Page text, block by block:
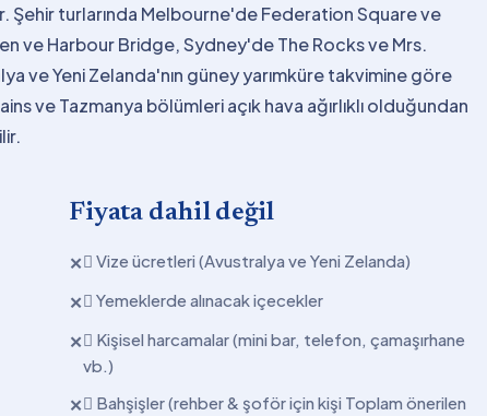
Şehir turlarında Melbourne'de Federation Square ve
ve Harbour Bridge, Sydney'de The Rocks ve Mrs.
ve Yeni Zelanda'nın güney yarımküre takvimine göre
ve Tazmanya bölümleri açık hava ağırlıklı olduğundan
Fiyata dahil değil
✕ Vize ücretleri (Avustralya ve Yeni Zelanda)
✕ Yemeklerde alınacak içecekler
✕ Kişisel harcamalar (mini bar, telefon, çamaşırhane
vb.)
✕ Bahşişler (rehber & şoför için kişi Toplam önerilen